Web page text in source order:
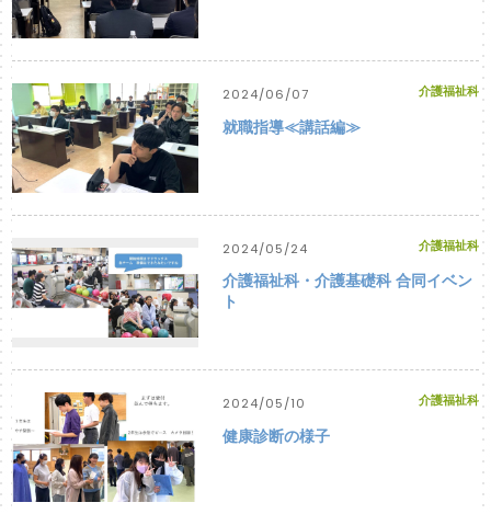
2024/06/07 介護福祉科
就職指導≪講話編≫
2024/05/24 介護福祉科
介護福祉科・介護基礎科 合同イベン
ト
2024/05/10 介護福祉科
健康診断の様子